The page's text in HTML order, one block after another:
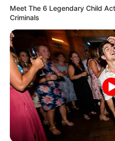
Meet The 6 Legendary Child
Criminals